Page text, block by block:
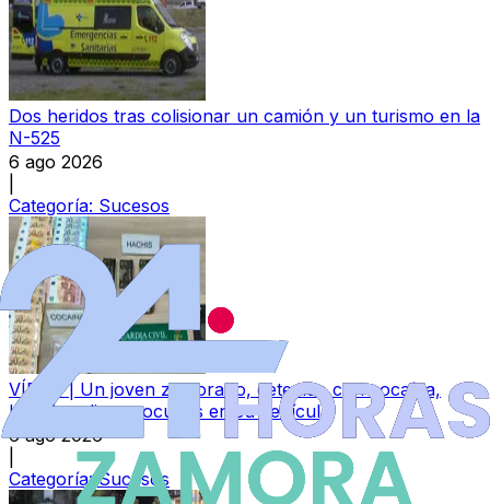
Dos heridos tras colisionar un camión y un turismo en la
N-525
6 ago 2026
Categoría: Sucesos
VÍDEO | Un joven zamorano, detenido con cocaína,
hachís y dinero ocultos en su vehículo
6 ago 2026
Categoría: Sucesos